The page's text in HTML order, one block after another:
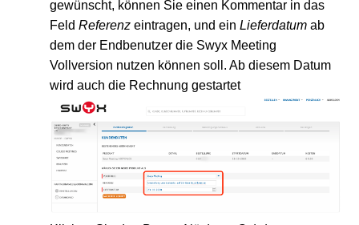
gewünscht, können Sie einen Kommentar in das
FeldReferenz eintragen, und einLieferdatum ab
dem der Endbenutzer die Swyx Meeting
Vollversion nutzen können soll. Ab diesem Datum
wird auch die Rechnung gestartet